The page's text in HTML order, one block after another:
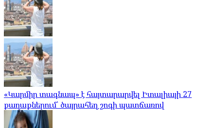
«Կարմիր տագնապ» է հայտարարվել Իտալիայի 27
քաղաքներում՝ ծայրահեղ շոգի պատճառով